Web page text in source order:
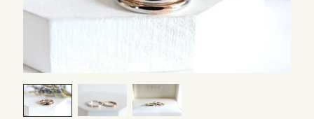
工房一覧
よくあるご質問
CRAFYについて
結婚指輪手作り工房のご案内
来店ご予約
表参道店 来店ご予約